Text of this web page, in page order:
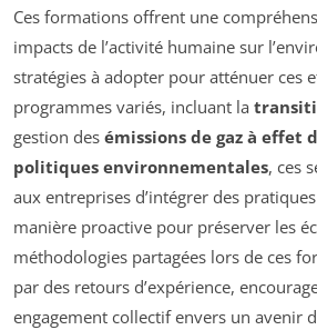
Ces formations offrent une
impacts de l’activité humaine sur
stratégies à adopter pour atténuer ces
programmes variés, incluant la
gestion des émissions de gaz à effet
politiques environnementales, ces
aux entreprises d’intégrer des
manière proactive pour préserver les
méthodologies partagées lors de ces
par des retours d’expérience,
engagement collectif envers un avenir